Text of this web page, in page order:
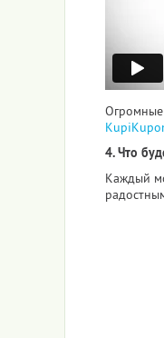
Огромные
4. Что
Каждый